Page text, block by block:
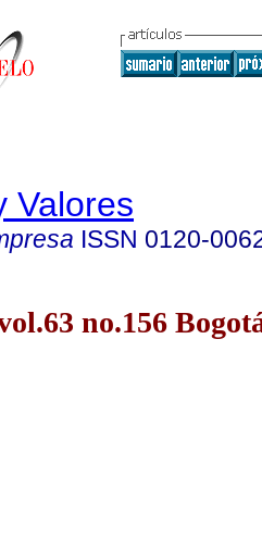
Valores
ISSN 0120-
no.156